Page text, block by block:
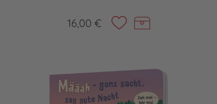
16,00 €